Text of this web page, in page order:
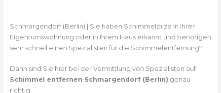
Schmargendorf (Berlin) | Sie haben Schimmelpilze in Ihrer
Eigentumswohnung oder in Ihrem Haus erkannt und benötigen
sehr schnell einen Spezialisten für die Schimmelentfernung?
Dann sind Sie hier bei der Vermittlung von Spezialisten auf
Schimmel entfernen Schmargendorf (Berlin) genau
richtig.